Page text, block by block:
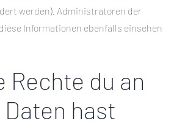
werden). Administratoren der
Informationen ebenfalls einsehen
Rechte du an
hast